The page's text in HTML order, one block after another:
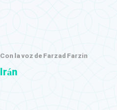
Con la voz de Farzad Farzin
Irán